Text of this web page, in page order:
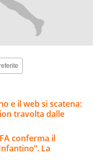
e il web si scatena:
travolta dalle
conferma il
La